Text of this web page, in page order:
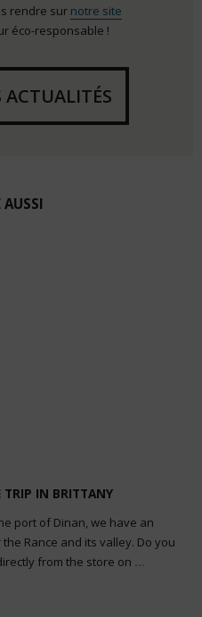
rendre sur notre site
éco-responsable !
ACTUALITÉS
AUSSI
TRIP IN BRITTANY
port of Dinan, we have an
Rance and its valley. Do you
from the store on ...